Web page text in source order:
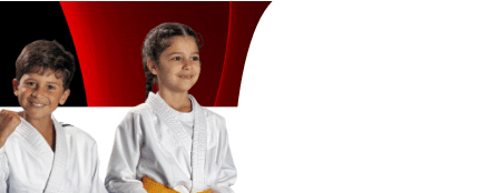
Exporter les lignes sélectionnées
Exporter toutes les colonnes
Exporter uniquement les colonnes affichées
Menu
?>
Images de la page d'accueil